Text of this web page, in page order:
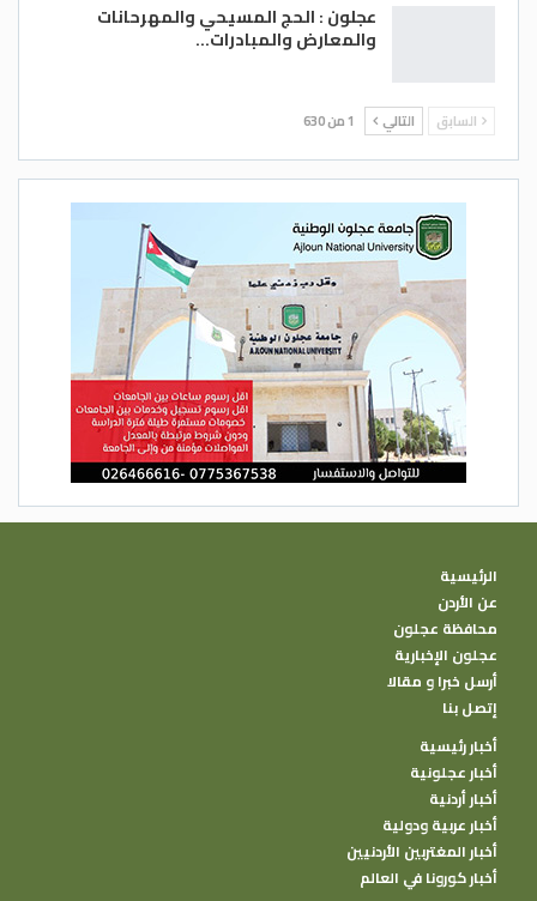
عجلون : الحج المسيحي والمهرحانات
والمعارض والمبادرات…
السابق التالي 1 من 630
الرئيسية
عن الأردن
محافظة عجلون
عجلون الإخبارية
أرسل خبرا و مقالا
إتصل بنا
أخبار رئيسية
أخبار عجلونية
أخبار أردنية
أخبار عربية ودولية
أخبار المغتربين الأردنيين
أخبار كورونا في العالم